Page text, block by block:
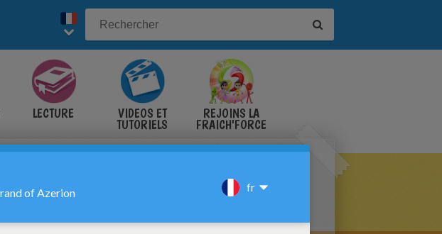
LECTURE VIDÉOS ET
TUTORIELS
REJOINS LA
FRAICH'FORCE